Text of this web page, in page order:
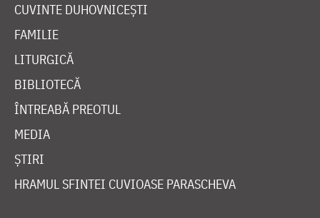
CUVINTE DUHOVNICEȘTI
FAMILIE
LITURGICĂ
BIBLIOTECĂ
ÎNTREABĂ PREOTUL
MEDIA
ȘTIRI
HRAMUL SFINTEI CUVIOASE PARASCHEVA